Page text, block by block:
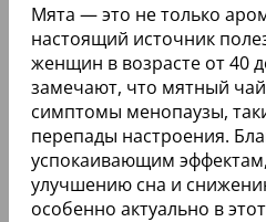
Мята — это не только
настоящий источник
женщин в возрасте от 40
замечают, что мятный
симптомы менопаузы,
перепады настроения.
успокаивающим
улучшению сна и
особенно актуально в